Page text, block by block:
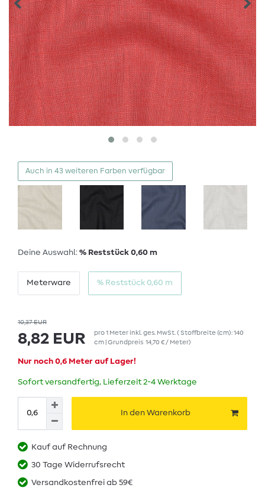
Auch in 43 weiteren Farben verfügbar
Deine Auswahl: % Reststück 0,60 m
Meterware % Reststück 0,60 m
10,37 EUR
8,82 EUR pro1 Meterinkl. ges. MwSt. ( Stoffbreite (cm): 140
cm | Grundpreis 14,70 € / Meter)
Nur noch 0,6 Meter auf Lager!
Sofort versandfertig, Lieferzeit 2-4 Werktage
In den Warenkorb
Kauf auf Rechnung
30 Tage Widerrufsrecht
Versandkostenfrei ab 59€